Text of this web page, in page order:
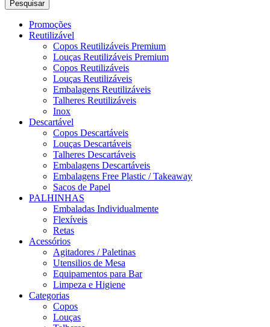
Pesquisar
Promoções
Reutilizável
Copos Reutilizáveis Premium
Louças Reutilizáveis Premium
Copos Reutilizáveis
Louças Reutilizáveis
Embalagens Reutilizáveis
Talheres Reutilizáveis
Inox
Descartável
Copos Descartáveis
Louças Descartáveis
Talheres Descartáveis
Embalagens Descartáveis
Embalagens Free Plastic / Takeaway
Sacos de Papel
PALHINHAS
Embaladas Individualmente
Flexíveis
Retas
Acessórios
Agitadores / Paletinas
Utensilios de Mesa
Equipamentos para Bar
Limpeza e Higiene
Categorias
Copos
Louças